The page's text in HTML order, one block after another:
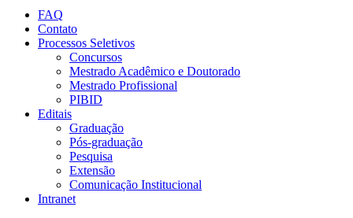
FAQ
Contato
Processos Seletivos
Concursos
Mestrado Acadêmico e Doutorado
Mestrado Profissional
PIBID
Editais
Graduação
Pós-graduação
Pesquisa
Extensão
Comunicação Institucional
Intranet